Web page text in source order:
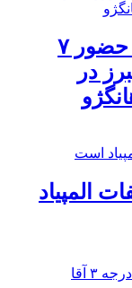
۲ مدال برنز نتیجه حضور ۷
در
المپیاد